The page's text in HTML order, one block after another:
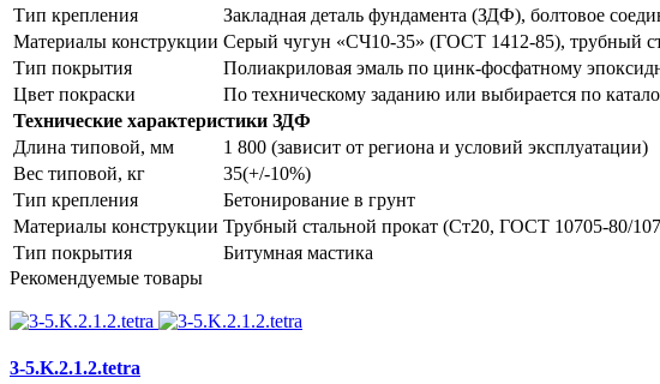
Тип крепления
Закладная деталь фундамента (ЗДФ), болтовое
Материалы конструкции Серый чугун «СЧ10-35» (ГОСТ 1412-85), трубный
Тип покрытия
Полиакриловая эмаль по цинк-фосфатному
Цвет покраски
По техническому заданию или выбирается по
Технические характеристики ЗДФ
Длина типовой, мм
1 800 (зависит от региона и условий эксплуатации)
Вес типовой, кг
35(+/-10%)
Тип крепления
Бетонирование в грунт
Материалы конструкции Трубный стальной прокат (Ст20, ГОСТ 10705-80/
Тип покрытия
Битумная мастика
Рекомендуемые товары
3-5.K.2.1.2.tetra